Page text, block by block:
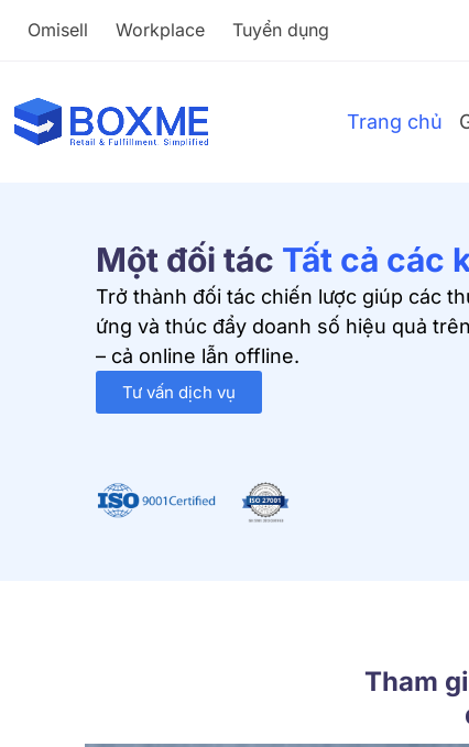
Omisell Workplace Tuyển dụng
Trang chủ
Một đối tác Tất cả các
Trở thành đối tác chiến lược giúp các
ứng và thúc đẩy doanh số hiệu quả
– cả online lẫn offline.
Tư vấn dịch vụ
Tham